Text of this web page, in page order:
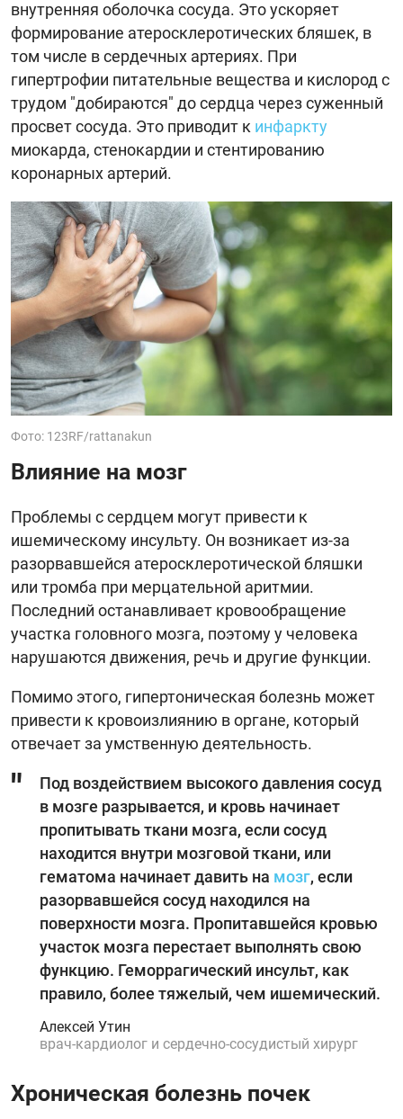
внутренняя оболочка сосуда. Это ускоряет
формирование атеросклеротических бляшек, в
том числе в сердечных артериях. При
гипертрофии питательные вещества и кислород с
трудом "добираются" до сердца через суженный
просвет сосуда. Это приводит к инфаркту
миокарда, стенокардии и стентированию
коронарных артерий.
Фото: 123RF/rattanakun
Влияние на мозг
Проблемы с сердцем могут привести к
ишемическому инсульту. Он возникает из-за
разорвавшейся атеросклеротической бляшки
или тромба при мерцательной аритмии.
Последний останавливает кровообращение
участка головного мозга, поэтому у человека
нарушаются движения, речь и другие функции.
Помимо этого, гипертоническая болезнь может
привести к кровоизлиянию в органе, который
отвечает за умственную деятельность.
Под воздействием высокого давления сосуд
в мозге разрывается, и кровь начинает
пропитывать ткани мозга, если сосуд
находится внутри мозговой ткани, или
гематома начинает давить на мозг, если
разорвавшейся сосуд находился на
поверхности мозга. Пропитавшейся кровью
участок мозга перестает выполнять свою
функцию. Геморрагический инсульт, как
правило, более тяжелый, чем ишемический.
Алексей Утин
врач-кардиолог и сердечно-сосудистый хирург
Хроническая болезнь почек